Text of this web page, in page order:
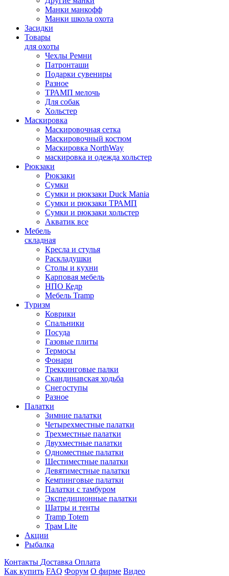
Манки манкофф
Манки школа охота
Засидки
Товары
для охоты
Чехлы Ремни
Патронташи
Подарки сувениры
Разное
ТРАМП мелочь
Для собак
Хольстер
Маскировка
Маскировочная сетка
Маскировочный костюм
Маскировка NorthWay
маскировка и одежда хольстер
Рюкзаки
Рюкзаки
Сумки
Сумки и рюкзаки Duck Mania
Сумки и рюкзаки ТРАМП
Сумки и рюкзаки хольстер
Акватик все
Мебель
складная
Кресла и стулья
Раскладушки
Столы и кухни
Карповая мебель
НПО Кедр
Мебель Tramp
Туризм
Коврики
Спальники
Посуда
Газовые плиты
Термосы
Фонари
Треккинговые палки
Скандинавская ходьба
Снегоступы
Разное
Палатки
Зимние палатки
Четырехместные палатки
Трехместные палатки
Двухместные палатки
Одноместные палатки
Шестиместные палатки
Девятиместные палатки
Кемпинговые палатки
Палатки с тамбуром
Экспедиционные палатки
Шатры и тенты
Tramp Totem
Трам Lite
Акции
Рыбалка
Контакты Доставка Оплата
Как купить FAQ Форум О фирме Видео